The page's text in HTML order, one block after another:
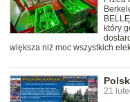
który
większa niż moc wszystkich
21